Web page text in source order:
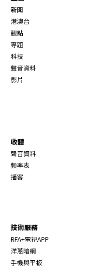
新聞
港澳台
觀點
專題
科技
聲音資料
影片
收聽
聲音資料
頻率表
播客
技術服務
RFA+電視APP
洋蔥暗網
手機與平板